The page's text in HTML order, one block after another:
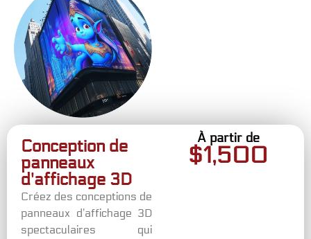
Conception de
panneaux
d'affichage 3D
Créez des conceptions de
panneaux d’affichage 3D
spectaculaires qui
À partir de
$1,500